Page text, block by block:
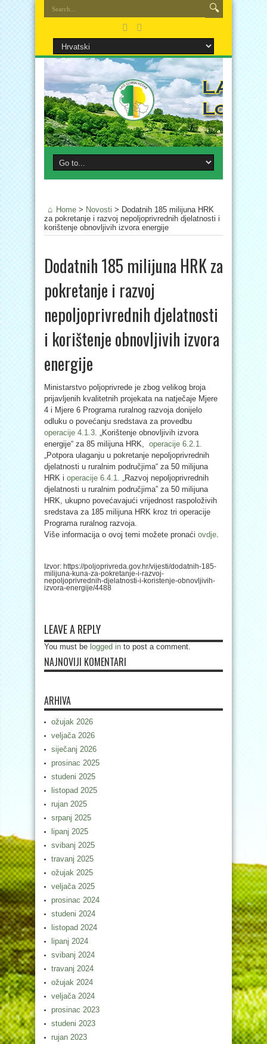
Home > Novosti > Dodatnih 185 milijuna HRK
za pokretanje i razvoj nepoljoprivrednih djelatnosti i
korištenje obnovljivih izvora energije
Dodatnih 185 milijuna HRK za
pokretanje i razvoj
nepoljoprivrednih djelatnosti
i korištenje obnovljivih izvora
energije
Ministarstvo poljoprivrede je zbog velikog broja
prijavljenih kvalitetnih projekata na natječaje Mjere
4 i Mjere 6 Programa ruralnog razvoja donijelo
odluku o povećanju sredstava za provedbu
operacije 4.1.3. „Korištenje obnovljivih izvora
energije“ za 85 milijuna HRK, operacije 6.2.1.
„Potpora ulaganju u pokretanje nepoljoprivrednih
djelatnosti u ruralnim područjima“ za 50 milijuna
HRK i operacije 6.4.1. „Razvoj nepoljoprivrednih
djelatnosti u ruralnim područjima” za 50 milijuna
HRK, ukupno povećavajući vrijednost raspoloživih
sredstava za 185 milijuna HRK kroz tri operacije
Programa ruralnog razvoja.
Više informacija o ovoj temi možete pronaći ovdje.
Izvor: https://poljoprivreda.gov.hr/vijesti/dodatnih-185-
milijuna-kuna-za-pokretanje-i-razvoj-
nepoljoprivrednih-djelatnosti-i-koristenje-obnovljivih-
izvora-energije/4488
LEAVE A REPLY
You must be logged in to post a comment.
NAJNOVIJI KOMENTARI
ARHIVA
ožujak 2026
veljača 2026
siječanj 2026
prosinac 2025
studeni 2025
listopad 2025
rujan 2025
srpanj 2025
lipanj 2025
svibanj 2025
travanj 2025
ožujak 2025
veljača 2025
prosinac 2024
studeni 2024
listopad 2024
lipanj 2024
svibanj 2024
travanj 2024
ožujak 2024
veljača 2024
prosinac 2023
studeni 2023
rujan 2023